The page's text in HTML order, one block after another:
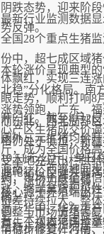
阴跌态势，迎来阶
势反弹。
最新行业监测数据显
全国28个重点生猪
份中，超七成区域
体飘红，实现三连
眼走势，顺利打响8
开门红。截至8月2
国外三元生猪均价
10.51元/公斤，单日
调，市场止跌企稳信
确。
本轮涨价呈现典型的
北稳”分化格局。南
涨势领跑，广东、
心产区生猪成交价
斤，成为全国价格
海南、广西等地同步
涨，终端拿货积极性
高。华中、华东主
情稳步修复，河南
而东北、西北局部
格仍处于低位，新
受本地充足出栏供
约，涨价力度偏弱
价差持续拉大。整体
看，本次大范围普
此轮猪价反弹并非
核心源于养殖端出
调整与市场情绪修
于低位修复性行情
首先，规模猪场控